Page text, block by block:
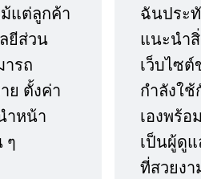
แต่ลูกค้า
ยีส่วน
รถ
ย ตั้งค่า
ำหน้า
ๆ
ฉันประ
แนะนำ
เว็บไซ
กำลังใ
เองพร้
เป็นผู้ดูแ
ที่สวยง